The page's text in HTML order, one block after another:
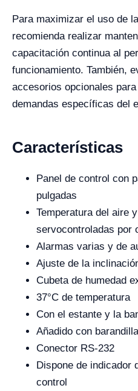
Para maximizar el uso de
recomienda realizar
capacitación continua al
funcionamiento. También,
accesorios opcionales
demandas específicas del
Características
Panel de control con
pulgadas
Temperatura del aire
servocontroladas por
Alarmas varias y de
Ajuste de la
Cubeta de humedad
37°C de temperatura
Con el estante y la
Añadido con barandilla
Conector RS-232
Dispone de indicador
control